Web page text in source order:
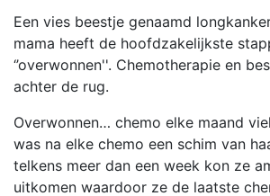
Een vies beestje genaamd
mama heeft de hoofdzakelijkste
‘’overwonnen''. Chemotherapie en
achter de rug.
Overwonnen… chemo elke maand
was na elke chemo een schim van
telkens meer dan een week kon ze
uitkomen waardoor ze de laatste